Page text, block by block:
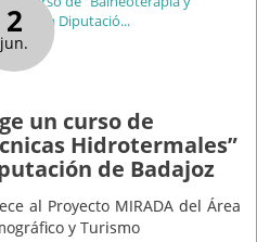
2
jun.
un curso de
Hidrotermales”
de Badajoz
al Proyecto MIRADA del Área
y Turismo